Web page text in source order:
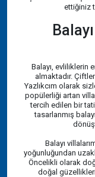
ettiğiniz
Balayı, evliliklerin
almaktadır.
Yazlıkcım olarak
popülerliği artan
tercih edilen bir
tasarlanmış
Balayı
yoğunluğundan
Öncelikli olarak
doğal